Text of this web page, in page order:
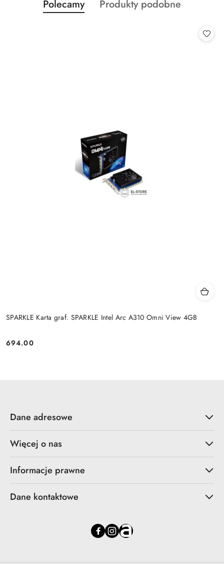
Pomiń karuzelę produktów
Produkty
o
Polecamy
Produkty
Produkty podobne
SPARKLE Karta graf. SPARKLE Intel Arc A310 Omni View 4GB
Cena:
694.00
Dane adresowe
Więcej o nas
Informacje prawne
Dane kontaktowe